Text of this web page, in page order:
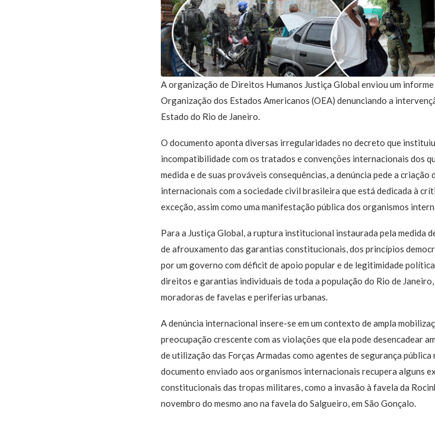
A organização de Direitos Humanos Justiça Global enviou um
Organização dos Estados Americanos (OEA) denunciando a
Estado do Rio de Janeiro.
O documento aponta diversas irregularidades no decreto que
incompatibilidade com os tratados e convenções internacionais dos
medida e de suas prováveis consequências, a denúncia pede a
internacionais com a sociedade civil brasileira que está dedicada à
exceção, assim como uma manifestação pública dos organismos
Para a Justiça Global, a ruptura institucional instaurada pela medida
de afrouxamento das garantias constitucionais, dos princípios
por um governo com déficit de apoio popular e de legitimidade
direitos e garantias individuais de toda a população do Rio de
moradoras de favelas e periferias urbanas.
A denúncia internacional insere-se em um contexto de ampla
preocupação crescente com as violações que ela pode desencadear
de utilização das Forças Armadas como agentes de segurança
documento enviado aos organismos internacionais recupera alguns
constitucionais das tropas militares, como a invasão à favela da
novembro do mesmo ano na favela do Salgueiro, em São Gonçalo.